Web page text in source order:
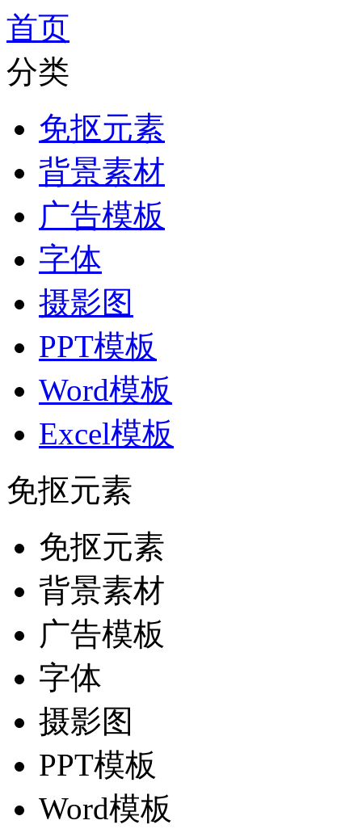
首页
分类
免抠元素
背景素材
广告模板
字体
摄影图
PPT模板
Word模板
Excel模板
免抠元素
免抠元素
背景素材
广告模板
字体
摄影图
PPT模板
Word模板